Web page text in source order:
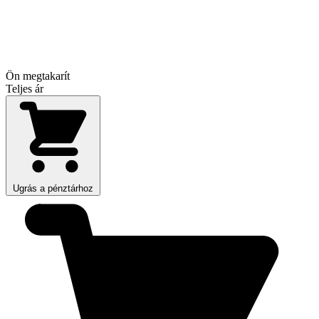
Ön megtakarít
Teljes ár
Ugrás a pénztárhoz